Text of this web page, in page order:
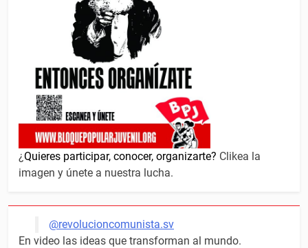
¿Quieres participar, conocer, organizarte? Clikea la
imagen y únete a nuestra lucha.
@revolucioncomunista.sv
En video las ideas que transforman al mundo.